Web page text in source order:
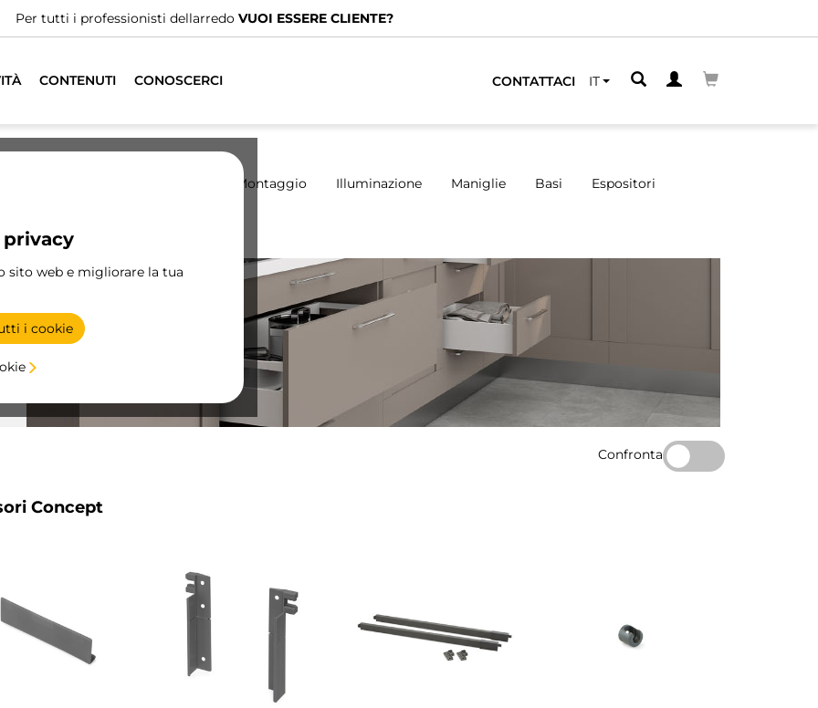
Abbiamo distributori specializzati.TROVA IL PIÙ VICINO
CONTENUTI CONOSCERCI CONTATTACI IT
sito web e migliorare la tua
i cookie
Montaggio Illuminazione Maniglie Basi Espositori
Accesori Concept
Confronta
Concept